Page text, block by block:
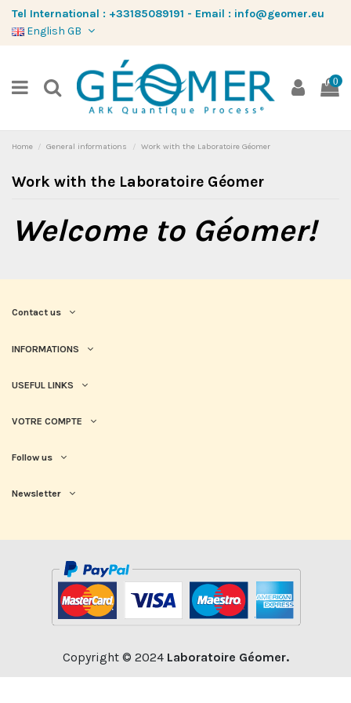
Tel International : +33185089191 - Email : info@geomer.eu
English GB
0
Home General informations Work with the Laboratoire Géomer
Work with the Laboratoire Géomer
Welcome to Géomer!
Contact us
INFORMATIONS
USEFUL LINKS
VOTRE COMPTE
Follow us
Newsletter
Copyright © 2024 Laboratoire Géomer.